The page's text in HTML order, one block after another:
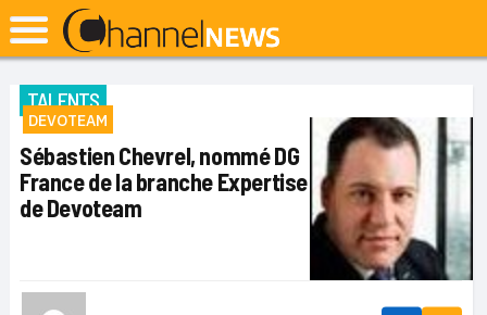
TALENTS
DEVOTEAM
Sébastien Chevrel, nommé DG
France de la branche Expertise
de Devoteam